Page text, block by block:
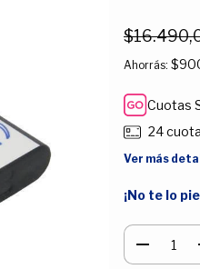
Ahorrás:
Cuotas
24
Ver más
¡No te lo